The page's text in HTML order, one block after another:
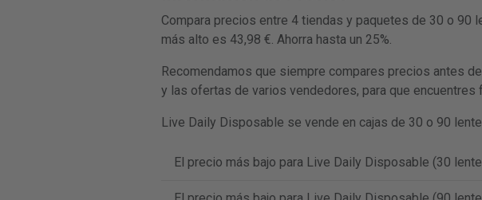
Compara precios entre 4 tiendas y paquetes de 30 o 90
más alto es 43,98 €. Ahorra hasta un 25%.
Recomendamos que siempre compares precios antes
y las ofertas de varios vendedores, para que
Live Daily Disposable se vende en cajas de 30 o 90
El precio más bajo para Live Daily Disposable (30